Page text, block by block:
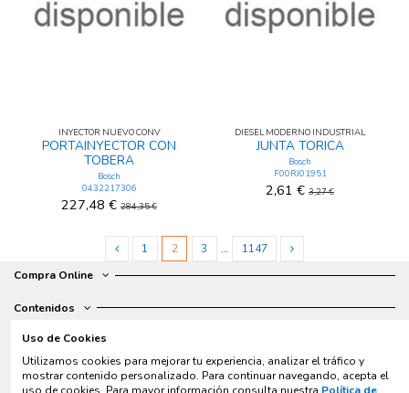
INYECTOR NUEVO CONV
PORTAINYECTOR CON
TOBERA
Bosch
0432217306
227,48 € 284,35 €
DIESEL MODERNO INDUSTRIAL
JUNTA TORICA
Bosch
F00RJ01951
2,61 € 3,27 €
1 2 3 …
1147
Compra Online
Contenidos
Contacto
Horario de servicio
Uso de Cookies
Utilizamos cookies para mejorar tu experiencia, analizar el tráfico y
mostrar contenido personalizado. Para continuar navegando, acepta el